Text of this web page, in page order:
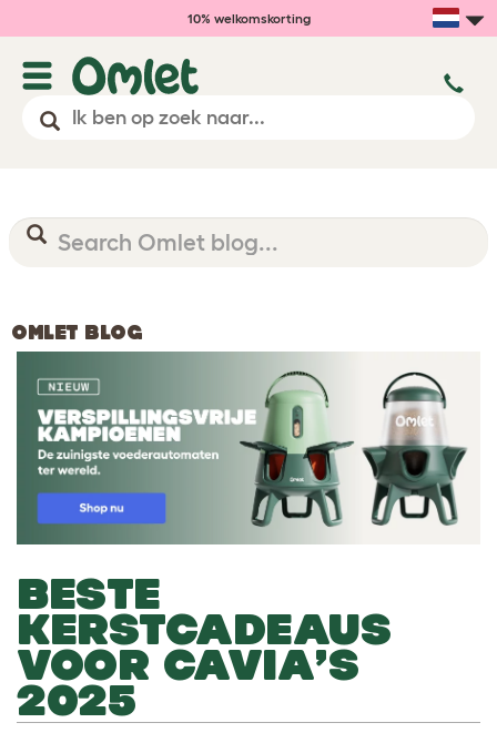
10% welkomskorting
OMLET BLOG
BESTE
KERSTCADEAUS
VOOR CAVIA’S
2025